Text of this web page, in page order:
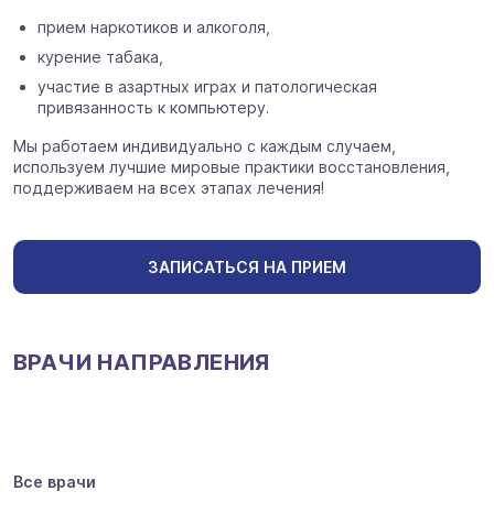
прием наркотиков и алкоголя,
курение табака,
участие в азартных играх и патологическая
привязанность к компьютеру.
Мы работаем индивидуально с каждым случаем,
используем лучшие мировые практики восстановления,
поддерживаем на всех этапах лечения!
ЗАПИСАТЬСЯ НА ПРИЕМ
ВРАЧИ НАПРАВЛЕНИЯ
Все врачи